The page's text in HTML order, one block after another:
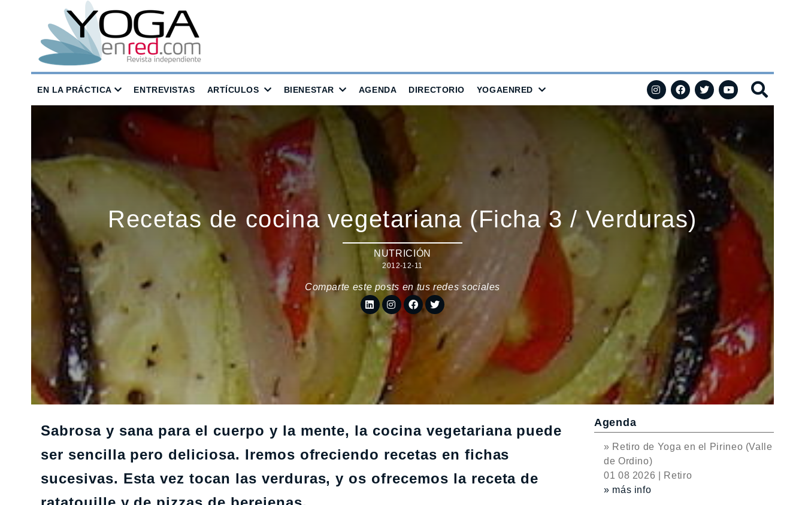
EN LA PRÁCTICA ENTREVISTAS ARTÍCULOS BIENESTAR AGENDA DIRECTORIO YOGAENRED
Recetas de cocina vegetariana (Ficha 3 / Verduras)
NUTRICIÓN
2012-12-11
Comparte este posts en tus redes sociales
Sabrosa y sana para el cuerpo y la mente, la cocina vegetariana puede
ser sencilla pero deliciosa. Iremos ofreciendo recetas en fichas
sucesivas. Esta vez tocan las verduras, y os ofrecemos la receta de
Agenda
» Retiro de Yoga en el Pirineo (Valle
de Ordino)
01 08 2026 | Retiro
» más info